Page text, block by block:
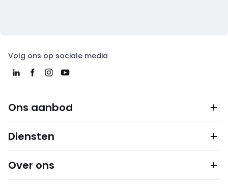
Volg ons op sociale media
Ons aanbod
Diensten
Over ons